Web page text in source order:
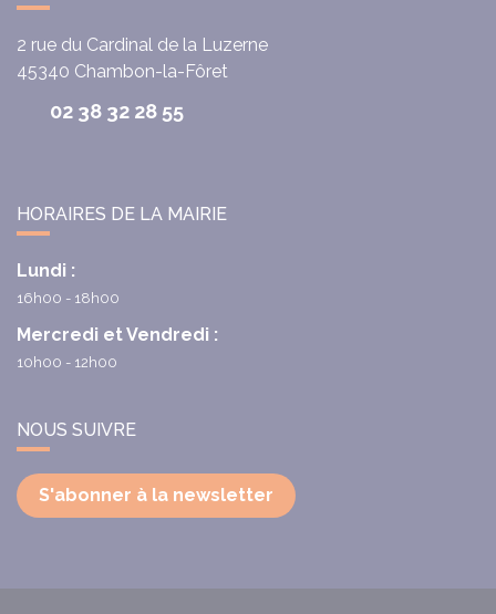
2 rue du Cardinal de la Luzerne
45340 Chambon-la-Fôret
02 38 32 28 55
HORAIRES DE LA MAIRIE
Lundi :
16h00 - 18h00
Mercredi et Vendredi :
10h00 - 12h00
NOUS SUIVRE
S'abonner à la newsletter